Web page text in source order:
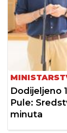
Dodijeljeno
Pule:
minuta